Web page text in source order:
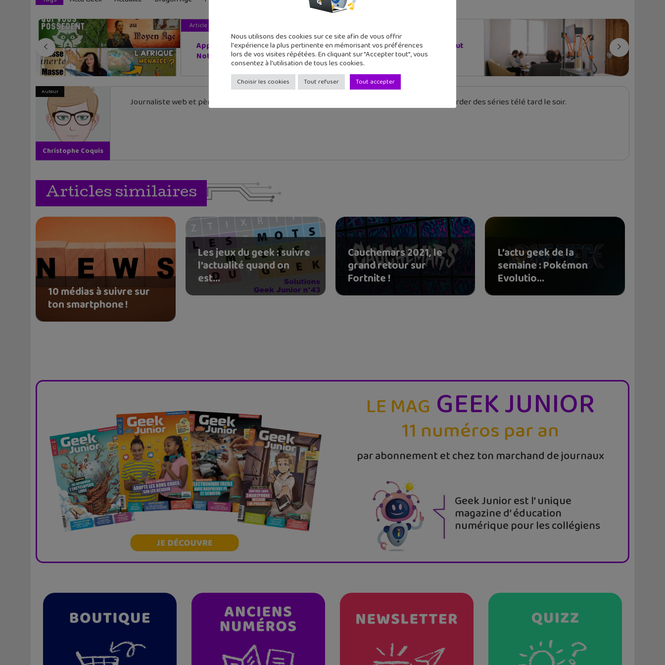
Article précédent
Apprendre avec YouTube #69 :
Nota...
La Neva Magis de Dagoma veut
rendr...
Auteur
Christophe Coquis
Journaliste web et père de deux grands ados, j'aime tester de nouvelles applications et regarder des séries télé tard le soir.
Articles similaires
10 médias à suivre sur
ton smartphone !
Les jeux du geek : suivre
l’actualité quand on
est...
Cauchemars 2021, le
grand retour sur
Fortnite !
L’actu geek de la
semaine : Pokémon
Evolutio...
LE MAG GEEK JUNIOR
11 numéros par an
par abonnement et chez ton marchand de journaux
Geek Junior est l’ unique
magazine d’ éducation
numérique pour les collégiens
Nous utilisons des cookies sur ce site afin de vous offrir
l'expérience la plus pertinente en mémorisant vos préférences
lors de vos visites répétées. En cliquant sur "Accepter tout", vous
consentez à l'utilisation de tous les cookies.
Choisir les cookies Tout refuser Tout accepter